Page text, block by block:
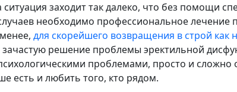
заходит так далеко, что без помощи
необходимо профессиональное лечение
для скорейшего возвращения в строй как
зачастую решение проблемы эректильной
проблемами, просто и сложно
есть и любить того, кто рядом.